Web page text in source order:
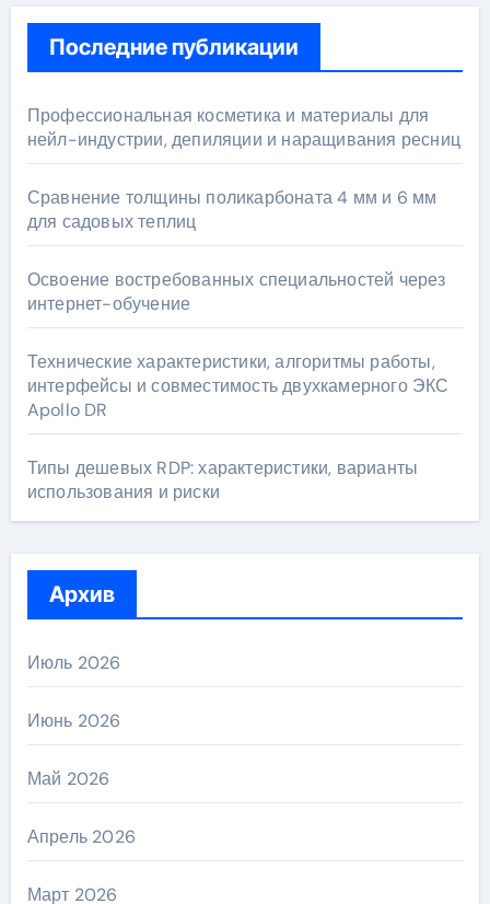
Последние публикации
Профессиональная косметика и материалы для
нейл-индустрии, депиляции и наращивания ресниц
Сравнение толщины поликарбоната 4 мм и 6 мм
для садовых теплиц
Освоение востребованных специальностей через
интернет-обучение
Технические характеристики, алгоритмы работы,
интерфейсы и совместимость двухкамерного ЭКС
Apollo DR
Типы дешевых RDP: характеристики, варианты
использования и риски
Архив
Июль 2026
Июнь 2026
Май 2026
Апрель 2026
Март 2026